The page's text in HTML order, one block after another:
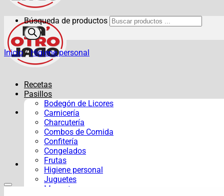
Recetas
Pasillos
Bodegón de Licores
Carnicería
Charcutería
Combos de Comida
Confitería
Congelados
Frutas
Higiene personal
Juguetes
Mascotas
Búsqueda de productos
Inicio / Higiene personal